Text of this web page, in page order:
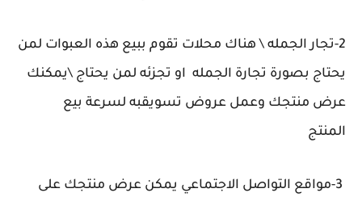
2-تجار الجمله \ هناك محلات تقوم ببيع هذه العبوات لمن
يحتاج بصورة تجارة الجمله او تجزئه لمن يحتاج \يمكنك
عرض منتجك وعمل عروض تسويقبه لسرعة بيع
المنتج
3-مواقع التواصل الاجتماعي يمكن عرض منتجك على